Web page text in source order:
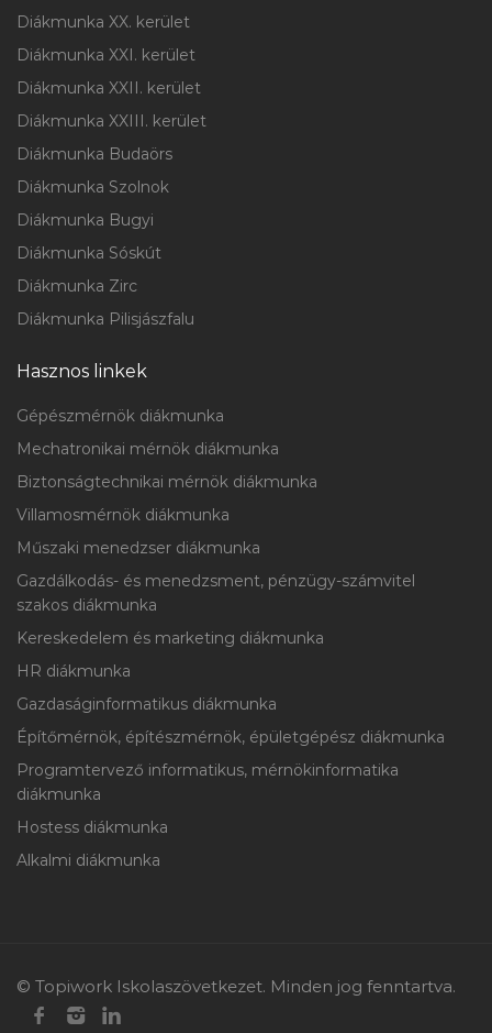
Diákmunka XX. kerület
Diákmunka XXI. kerület
Diákmunka XXII. kerület
Diákmunka XXIII. kerület
Diákmunka Budaörs
Diákmunka Szolnok
Diákmunka Bugyi
Diákmunka Sóskút
Diákmunka Zirc
Diákmunka Pilisjászfalu
Hasznos linkek
Gépészmérnök diákmunka
Mechatronikai mérnök diákmunka
Biztonságtechnikai mérnök diákmunka
Villamosmérnök diákmunka
Műszaki menedzser diákmunka
Gazdálkodás- és menedzsment, pénzügy-számvitel
szakos diákmunka
Kereskedelem és marketing diákmunka
HR diákmunka
Gazdaságinformatikus diákmunka
Építőmérnök, építészmérnök, épületgépész diákmunka
Programtervező informatikus, mérnökinformatika
diákmunka
Hostess diákmunka
Alkalmi diákmunka
© Topiwork Iskolaszövetkezet. Minden jog fenntartva.